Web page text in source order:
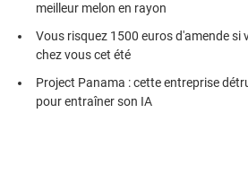
meilleur melon en rayon
Vous risquez 1500 euros d'amende si
chez vous cet été
Project Panama : cette entreprise
pour entraîner son IA